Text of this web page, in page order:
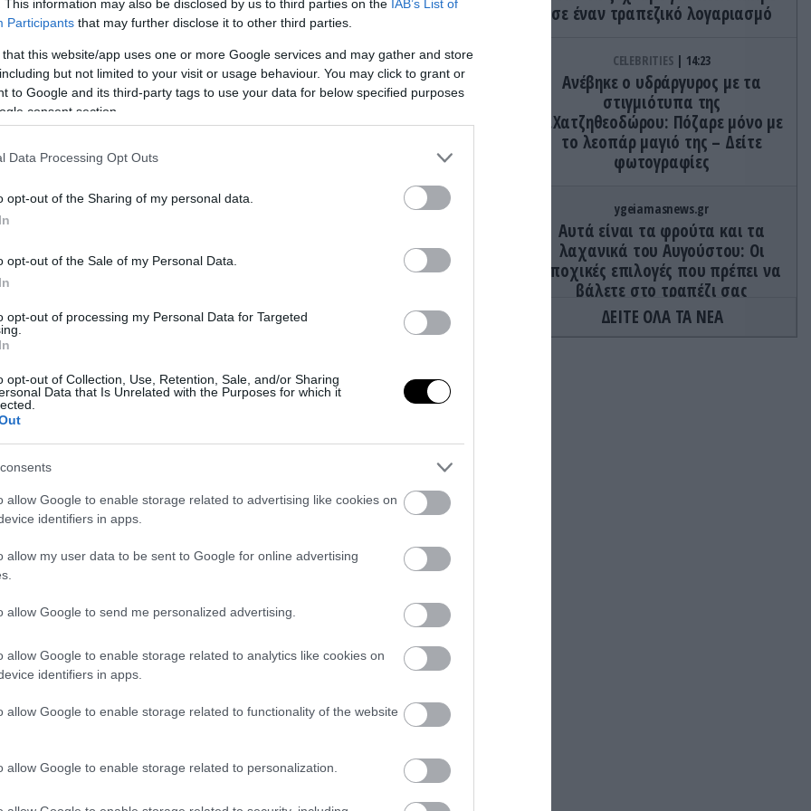
This information may also be disclosed by us to third parties on the IAB’s List of
Participants that may further disclose it to other third parties.
that this website/app uses one or more Google services and may gather and store
but not limited to your visit or usage behaviour. You may click to grant or
to Google and its third-party tags to use your data for below specified purposes
consent section.
Data Processing Opt Outs
opt-out of the Sharing of my personal data.
opt-out of the Sale of my Personal Data.
opt-out of processing my Personal Data for Targeted
opt-out of Collection, Use, Retention, Sale, and/or Sharing
Data that Is Unrelated with the Purposes for which it
allow Google to enable storage related to advertising like cookies on
identifiers in apps.
allow my user data to be sent to Google for online advertising
allow Google to send me personalized advertising.
allow Google to enable storage related to analytics like cookies on
identifiers in apps.
allow Google to enable storage related to functionality of the website
allow Google to enable storage related to personalization.
προέρχεται από κάμερα ασφαλείας εντός του γραφείου
που τις βρήκε και περιλαμβάνει ήχο.
εργάζεται, όταν ακούει κραυγές και λίγο πριν σηκωθεί,
ένας δυνατός θόρυβος, καθώς εκείνη τη στιγμή έπεσαν
Εκείνος σηκώνεται να δει από το παράθυρό του και
κραυγές και ένα δυνατό μπαμ. Γυρνώντας το
έξω από το γραφείο δύο κοπέλες στο πάτωμα», είπε
ανέπνεε. Μια κυρία κατέβηκε και προσπάθησε
ενώ κατέβηκε και ο αδελφός της μιας κοπέλας,
έπαθε σοκ όταν την είδε», πρόσθεσε ο άνδρας.
έπαθε σοκ, δεν μπορούσε να πιστέψει ότι έβλεπε
του. Έκανε σαν να ανέπνεε πολύ βαθιά»
, είπε στη
πληροφορίες, οι δύο 17χρονες ανέβηκαν μαζί στην
σε έναν τραπεζικό λογαριασμό
CELEBRITIES 14:23
Ανέβηκε ο υδράργυρος με τα
στιγμιότυπα της
Β.Χατζηθεοδώρου: Πόζαρε μόνο με
το λεοπάρ μαγιό της – Δείτε
φωτογραφίες
ygeiamasnews.gr
Αυτά είναι τα φρούτα και τα
λαχανικά του Αυγούστου: Οι
εποχικές επιλογές που πρέπει να
βάλετε στο τραπέζι σας
ΕΣΩΤΕΡΙΚΗ ΑΣΦΑΛΕΙΑ 14:22
ΔΕΙΤΕ ΟΛΑ ΤΑ ΝΕΑ